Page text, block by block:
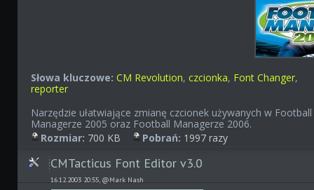
Słowa kluczowe: CM Revolution,czcionka, Font Changer,
reporter
Narzędzie ułatwiające zmianę czcionek używanych w Football
Managerze 2005 oraz Football Managerze 2006.
Rozmiar: 700 KB Pobrań: 1997 razy
CMTacticus Font Editor v3.0
16.12.2003 20:55, @Mark Nash